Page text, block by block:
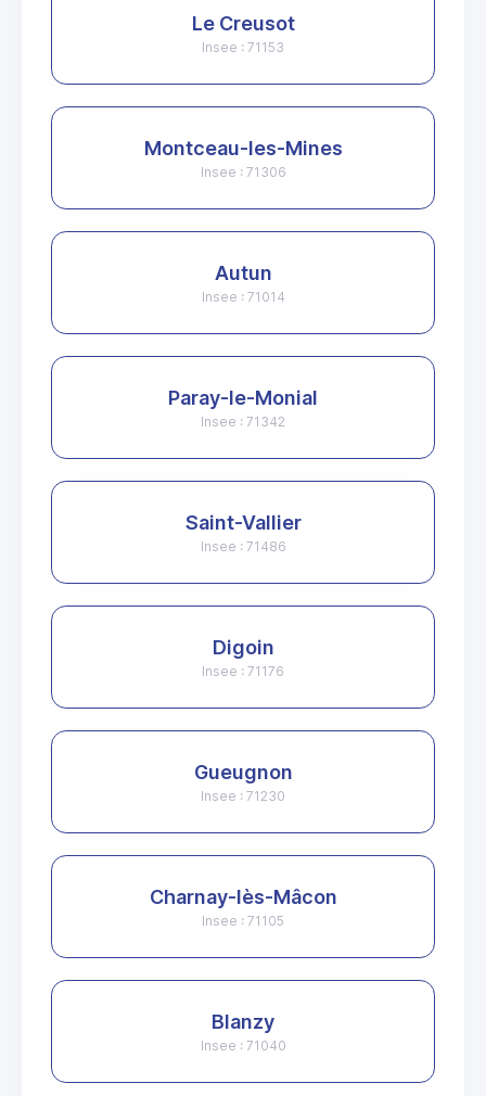
Le Creusot
Insee : 71153
Montceau-les-Mines
Insee : 71306
Autun
Insee : 71014
Paray-le-Monial
Insee : 71342
Saint-Vallier
Insee : 71486
Digoin
Insee : 71176
Gueugnon
Insee : 71230
Charnay-lès-Mâcon
Insee : 71105
Blanzy
Insee : 71040